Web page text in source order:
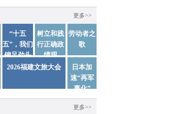
更多>>
“十五
五”，我们
铆足劲头
踏实干
树立和践
行正确政
绩观
劳动者之
歌
2026福建文旅大会
日本加
速“再军
事化”
更多>>